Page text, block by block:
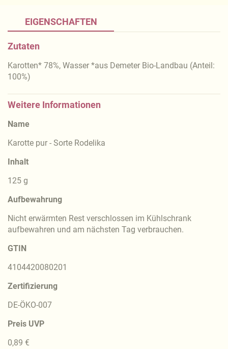
EIGENSCHAFTEN
Zutaten
Karotten* 78%, Wasser *aus Demeter Bio-Landbau (Anteil:
100%)
Weitere Informationen
Name
Karotte pur - Sorte Rodelika
Inhalt
125 g
Aufbewahrung
Nicht erwärmten Rest verschlossen im Kühlschrank
aufbewahren und am nächsten Tag verbrauchen.
GTIN
4104420080201
Zertifizierung
DE-ÖKO-007
Preis UVP
0,89 €